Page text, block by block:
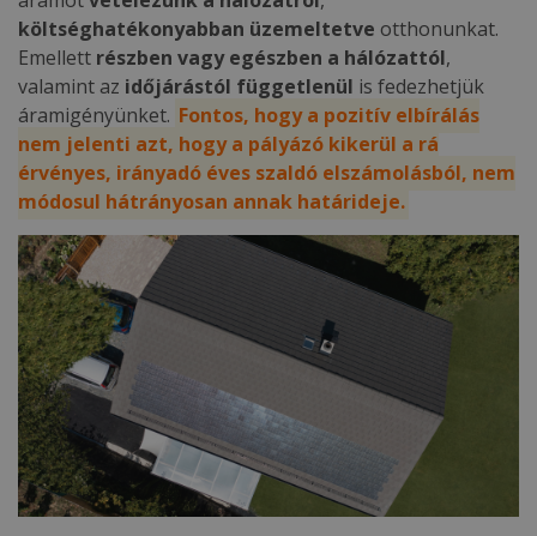
költséghatékonyabban üzemeltetve otthonunkat.
Emellett részben vagy egészben a hálózattól,
valamint az időjárástól függetlenül is fedezhetjük
áramigényünket. Fontos, hogy a pozitív elbírálás
nem jelenti azt, hogy a pályázó kikerül a rá
érvényes, irányadó éves szaldó elszámolásból, nem
módosul hátrányosan annak határideje.